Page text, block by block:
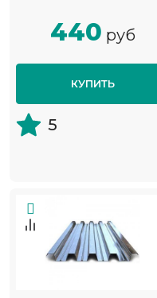
440 руб
КУПИТЬ
5